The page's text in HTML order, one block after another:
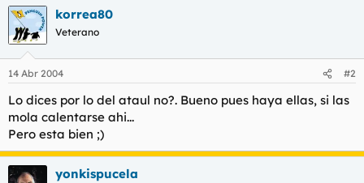
t
e
m
a
korrea80
Veterano
14 Abr 2004 #2
Lo dices por lo del ataul no?. Bueno pues haya ellas, si las
mola calentarse ahi...
Pero esta bien ;)
yonkispucela